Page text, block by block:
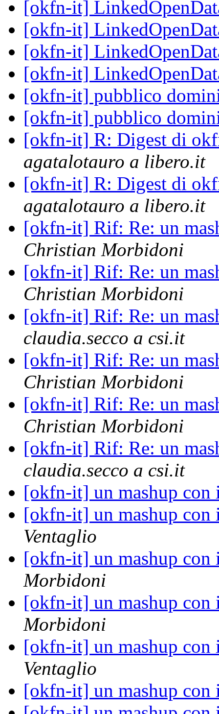
[okfn-it]
[okfn-it]
[okfn-it]
[okfn-it]
[okfn-it] pubblico
[okfn-it] pubblico
[okfn-it] R: Digest di
agatalotauro a libero.it
[okfn-it] R: Digest di
agatalotauro a libero.it
[okfn-it] Rif: Re: un
Christian Morbidoni
[okfn-it] Rif: Re: un
Christian Morbidoni
[okfn-it] Rif: Re: un
claudia.secco a csi.it
[okfn-it] Rif: Re: un
Christian Morbidoni
[okfn-it] Rif: Re: un
Christian Morbidoni
[okfn-it] Rif: Re: un
claudia.secco a csi.it
[okfn-it] un mashup
[okfn-it] un mashup
Ventaglio
[okfn-it] un mashup
Morbidoni
[okfn-it] un mashup
Morbidoni
[okfn-it] un mashup
Ventaglio
[okfn-it] un mashup